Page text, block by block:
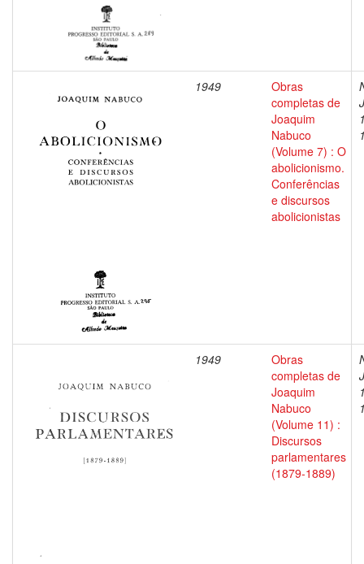
1949
Obras
completas de
Joaquim
Nabuco
(Volume 7) : O
abolicionismo.
Conferências
e discursos
abolicionistas
1949
Obras
completas de
Joaquim
Nabuco
(Volume 11) :
Discursos
parlamentares
(1879-1889)